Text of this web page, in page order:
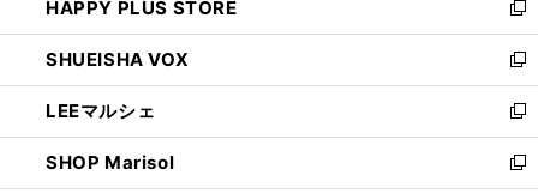
ド
ウ
で
開
く
ィ
ン
ド
ウ
で
開
く
い
ウ
ィ
ン
ド
ウ
で
開
HAPPY PLUS STORE
新
し
い
ウ
ィ
ン
ド
SHUEISHA VOX
新
し
い
ウ
ィ
LEEマルシェ
新
し
い
SHOP Marisol
新